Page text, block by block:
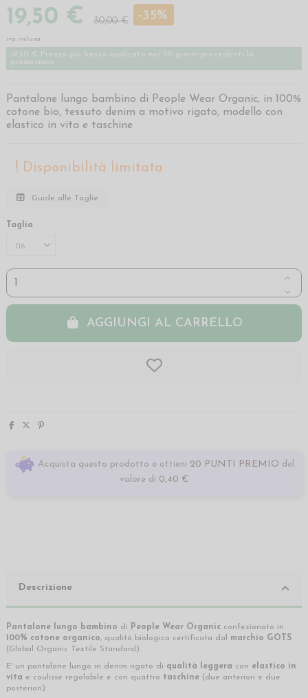
19,50 € 30,00 € -35%
iva inclusa
19,50 € Prezzo più basso applicato nei 30 giorni precedenti la
promozione
Pantalone lungo bambino di People Wear Organic, in 100%
cotone bio, tessuto denim a motivo rigato, modello con
elastico in vita e taschine
Disponibilità limitata
Guide alle Taglie
Taglia
AGGIUNGI AL CARRELLO
Acquista questo prodotto e ottieni 20 PUNTI PREMIO del
valore di 0,40 €
Descrizione
Pantalone lungo bambino di People Wear Organic confezionato in
100% cotone organico, qualità biologica certificata dal marchio GOTS
(Global Organic Textile Standard).
E' un pantalone lungo in denim rigato di qualità leggera con elastico in
vita e coulisse regolabile e con quattro taschine (due anteriori e due
posteriori).